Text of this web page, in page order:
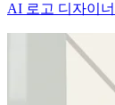
AI 로고 디자이너